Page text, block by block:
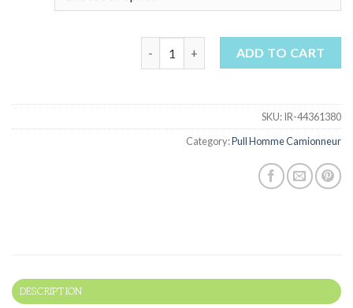
pull homme camionneur quantity
ADD TO CART
SKU:IR-44361380
Category:Pull Homme Camionneur
DESCRIPTION